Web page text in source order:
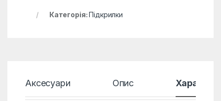
Категорія:Підкрилки
Аксесуари Опис